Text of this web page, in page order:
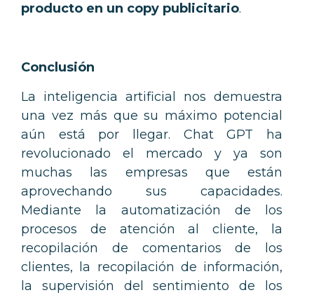
producto en un copy publicitario.
Conclusión
La inteligencia artificial nos demuestra
una vez más que su máximo potencial
aún está por llegar. Chat GPT ha
revolucionado el mercado y ya son
muchas las empresas que están
aprovechando sus capacidades.
Mediante la automatización de los
procesos de atención al cliente, la
recopilación de comentarios de los
clientes, la recopilación de información,
la supervisión del sentimiento de los